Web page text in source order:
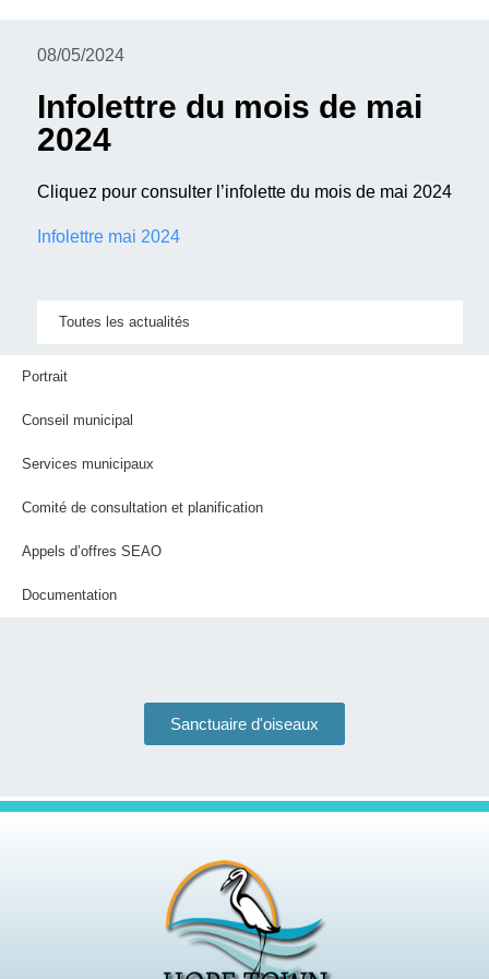
08/05/2024
Infolettre du mois de mai
2024
Cliquez pour consulter l’infolette du mois de mai 2024
Infolettre mai 2024
Toutes les actualités
Portrait
Conseil municipal
Services municipaux
Comité de consultation et planification
Appels d’offres SEAO
Documentation
Sanctuaire d'oiseaux